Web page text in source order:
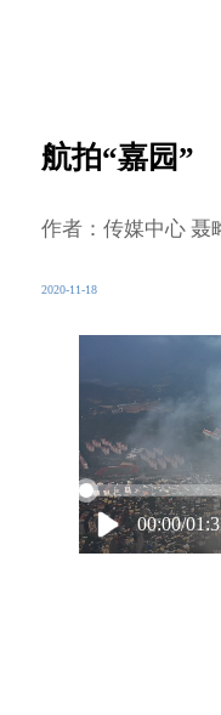
航拍“嘉园”
作者：传媒中心 聂
2020-11-18